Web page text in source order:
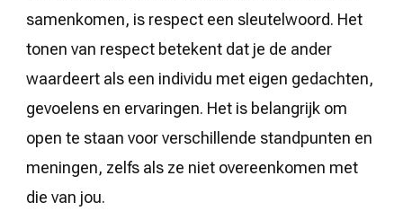
samenkomen, is respect een sleutelwoord. Het
tonen van respect betekent dat je de ander
waardeert als een individu met eigen gedachten,
gevoelens en ervaringen. Het is belangrijk om
open te staan voor verschillende standpunten en
meningen, zelfs als ze niet overeenkomen met
die van jou.